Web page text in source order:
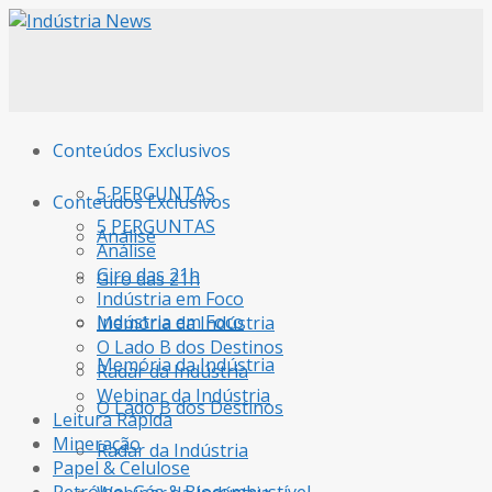
Conteúdos Exclusivos
5 PERGUNTAS
Análise
Giro das 21h
Indústria em Foco
Memória da Indústria
O Lado B dos Destinos
Radar da Indústria
Conteúdos Exclusivos
5 PERGUNTAS
Análise
Giro das 21h
Indústria em Foco
Memória da Indústria
O Lado B dos Destinos
Radar da Indústria
Webinar da Indústria
Leitura Rápida
Mineração
Papel & Celulose